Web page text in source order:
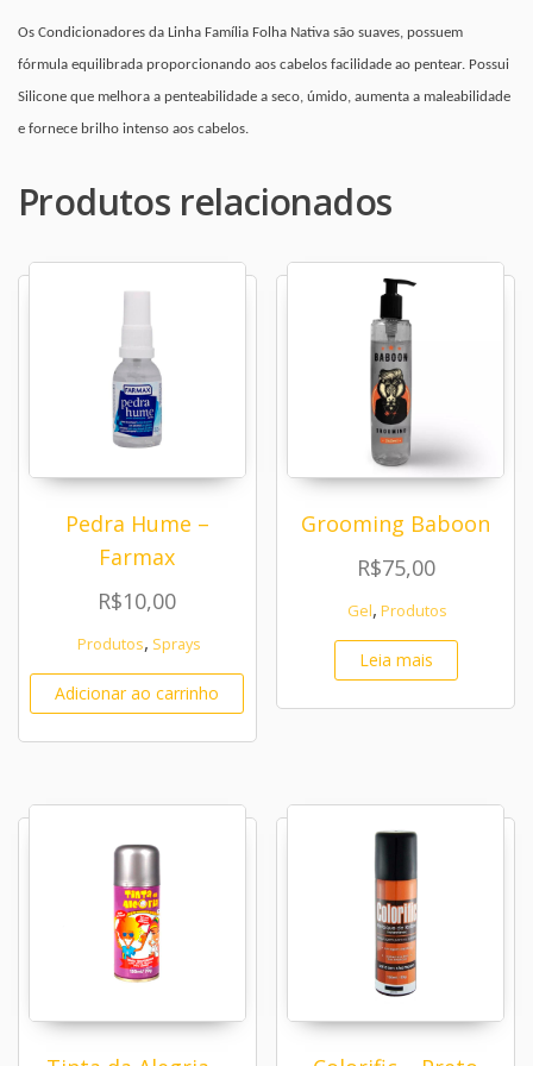
Os Condicionadores da Linha Família Folha Nativa são suaves, possuem
fórmula equilibrada proporcionando aos cabelos facilidade ao pentear. Possui
Silicone que melhora a penteabilidade a seco, úmido, aumenta a maleabilidade
e fornece brilho intenso aos cabelos.
Produtos relacionados
Pedra Hume –
Farmax
R$10,00
Produtos, Sprays
Adicionar ao carrinho
Grooming Baboon
R$75,00
Gel, Produtos
Leia mais